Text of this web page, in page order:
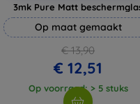
3mk Pure Matt
Op maat gemaakt
€ 13,90
€ 12,51
Op voorraad: > 5 stuks